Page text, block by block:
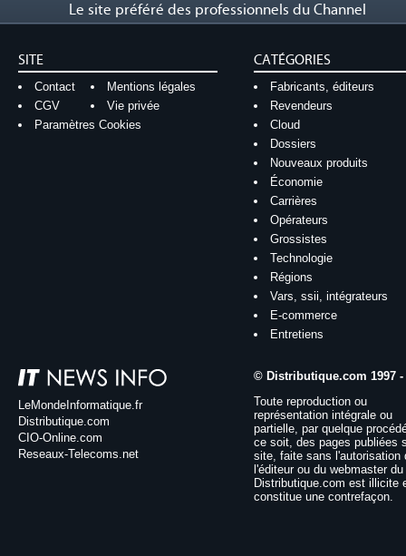
Le site préféré des professionnels du Channel
SITE
Contact
Mentions légales
CGV
Vie privée
Paramètres Cookies
CATÉGORIES
Fabricants, éditeurs
Revendeurs
Cloud
Dossiers
Nouveaux produits
Économie
Carrières
Opérateurs
Grossistes
Technologie
Régions
Vars, ssii, intégrateurs
E-commerce
Entretiens
LeMondeInformatique.fr
Distributique.com
CIO-Online.com
Reseaux-Telecoms.net
© Distributique.com 1997 -
Toute reproduction ou
représentation intégrale ou
partielle, par quelque
ce soit, des pages publiées
site, faite sans l'autorisation
l'éditeur ou du webmaster
Distributique.com est illicite
constitue une contrefaçon.